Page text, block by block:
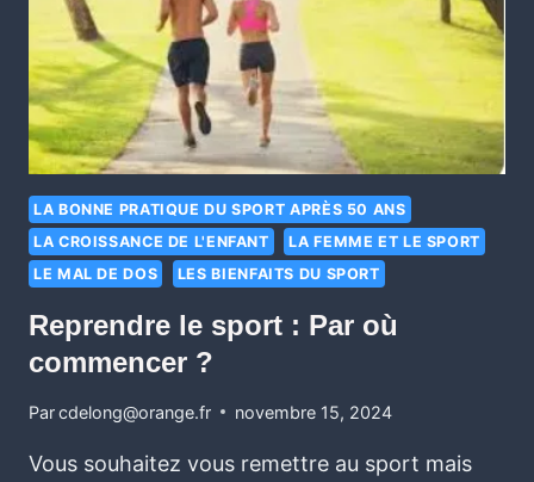
LA BONNE PRATIQUE DU SPORT APRÈS 50 ANS
LA CROISSANCE DE L'ENFANT
LA FEMME ET LE SPORT
LE MAL DE DOS
LES BIENFAITS DU SPORT
Reprendre le sport : Par où
commencer ?
Parcdelong@orange.fr novembre 15, 2024
Vous souhaitez vous remettre au sport mais